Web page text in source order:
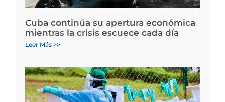
Cuba continúa su apertura económica
mientras la crisis escuece cada día
Leer Más >>